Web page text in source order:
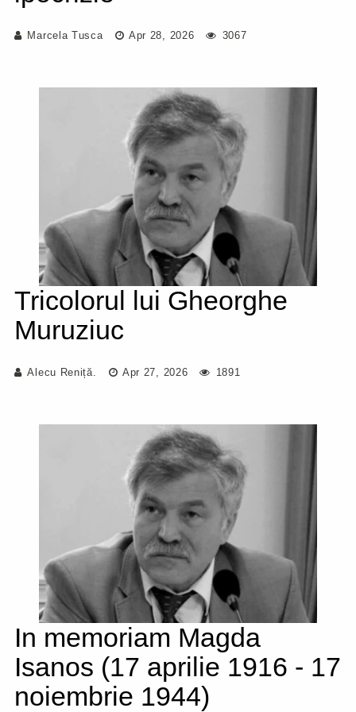
Marcela Tusca Apr 28, 2026 3067
Tricolorul lui Gheorghe
Muruziuc
Alecu Reniță. Apr 27, 2026 1891
In memoriam Magda
Isanos (17 aprilie 1916 - 17
noiembrie 1944)